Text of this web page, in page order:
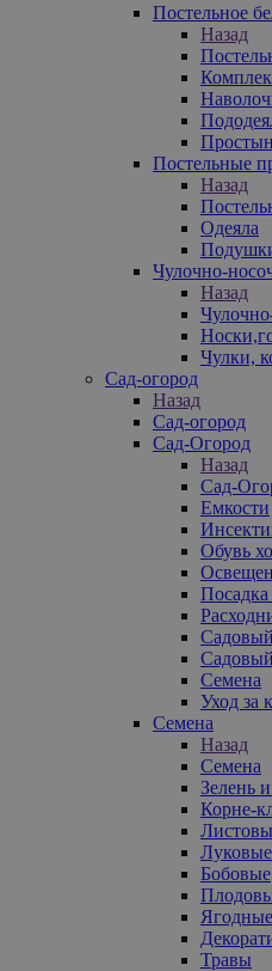
Постельное
Назад
Постельные
Назад
Одеяла
Чулочно-
Назад
Чулки,
Сад-огород
Назад
Сад-огород
Сад-Огород
Назад
Сад-
Емкости
Обувь
Посадка
Семена
Уход за
Семена
Назад
Семена
Зелень
Корне-
Луковые
Бобовые
Ягодные
Травы